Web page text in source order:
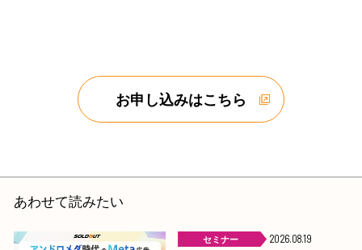
お申し込みはこちら
あわせて読みたい
セミナー 2026.08.19